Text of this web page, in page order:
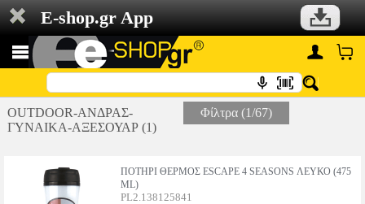
E-shop.gr App
OUTDOOR-ΑΝΔΡΑΣ-
ΓΥΝΑΙΚΑ-ΑΞΕΣΟΥΑΡ (1)
Φίλτρα (1/67)
ΠΟΤΗΡΙ ΘΕΡΜΟΣ ESCAPE 4 SEASONS ΛΕΥΚΟ (475
ML)
PL2.138125841